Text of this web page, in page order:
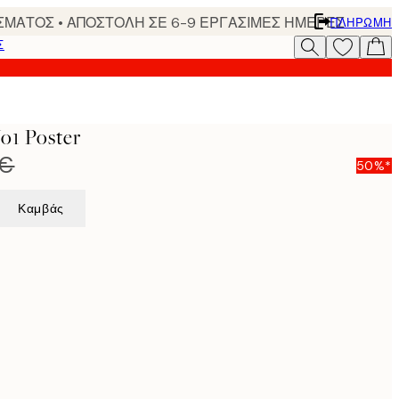
• ΑΠΟΣΤΟΛΗ ΣΕ 6-9 ΕΡΓΑΣΙΜΕΣ ΗΜΕΡΕΣΠΛΗΡΩΜΉ
Poster
50%*
Καμβάς